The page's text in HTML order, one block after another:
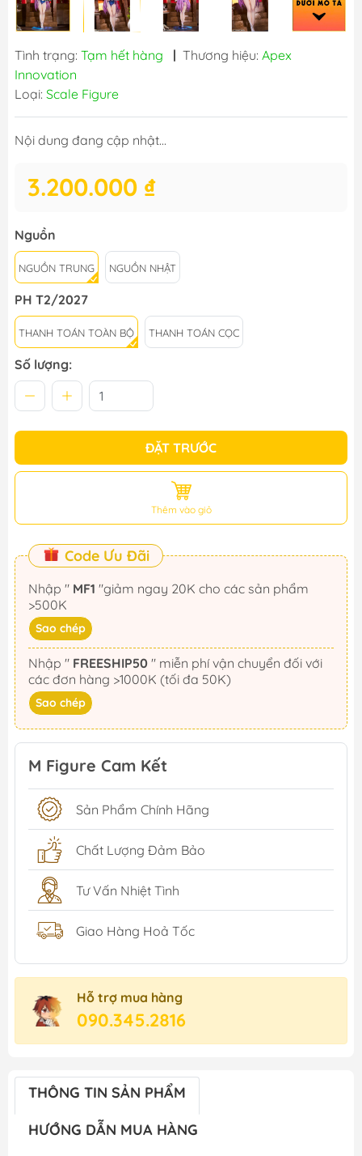
Tình trạng: Tạm hết hàng | Thương hiệu: Apex
Innovation
Loại: Scale Figure
Nội dung đang cập nhật...
3.200.000 ₫
Nguồn
NGUỒN TRUNG NGUỒN NHẬT
PH T2/2027
THANH TOÁN TOÀN BỘ THANH TOÁN CỌC
Số lượng:
ĐẶT TRƯỚC
Thêm vào giỏ
Code Ưu Đãi
Nhập " MF1
>500K
Sao chép
Nhập " FREESHIP50
các đơn hàng >1000K (tối đa 50K)
Sao chép
M Figure Cam Kết
Sản Phẩm Chính Hãng
Chất Lượng Đảm Bảo
Tư Vấn Nhiệt Tình
Giao Hàng Hoả Tốc
Hỗ trợ mua hàng
090.345.2816
THÔNG TIN SẢN PHẨM
HƯỚNG DẪN MUA HÀNG